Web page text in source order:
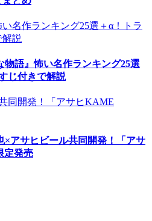
物語』怖い名作ランキング25選
じ付きで解説
×アサヒビール共同開発！「アサ
定発売